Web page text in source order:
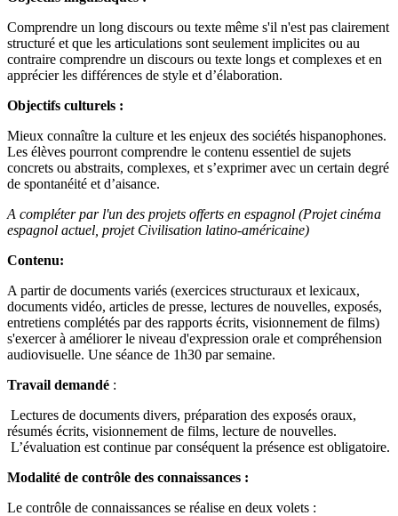
Comprendre un long discours ou texte même s'il n'est pas clairement
structuré et que les articulations sont seulement implicites ou au
contraire comprendre un discours ou texte longs et complexes et en
apprécier les différences de style et d’élaboration.
Objectifs culturels :
Mieux connaître la culture et les enjeux des sociétés hispanophones.
Les élèves pourront comprendre le contenu essentiel de sujets
concrets ou abstraits, complexes, et s’exprimer avec un certain degré
de spontanéité et d’aisance.
A compléter par l'un des projets offerts en espagnol (Projet cinéma
espagnol actuel, projet Civilisation latino-américaine)
Contenu:
A partir de documents variés (exercices structuraux et lexicaux,
documents vidéo, articles de presse, lectures de nouvelles, exposés,
entretiens complétés par des rapports écrits, visionnement de films)
s'exercer à améliorer le niveau d'expression orale et compréhension
audiovisuelle. Une séance de 1h30 par semaine.
Travail demandé :
Lectures de documents divers, préparation des exposés oraux,
résumés écrits, visionnement de films, lecture de nouvelles.
L’évaluation est continue par conséquent la présence est obligatoire.
Modalité de contrôle des connaissances :
Le contrôle de connaissances se réalise en deux volets :